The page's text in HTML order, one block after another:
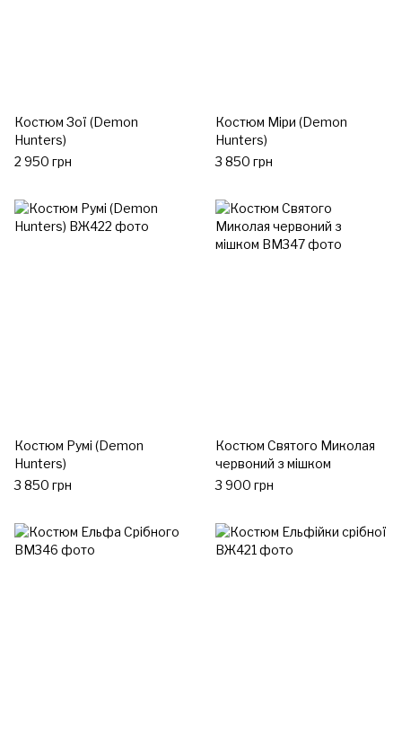
Костюм Зої (Demon
Hunters)
2 950 грн
Костюм Міри (Demon
Hunters)
3 850 грн
Костюм Румі (Demon
Hunters)
3 850 грн
Костюм Святого Миколая
червоний з мішком
3 900 грн